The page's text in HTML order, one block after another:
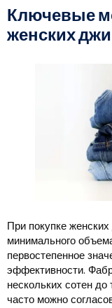
Ключевые
женских
При покупке
минимального
первостепенное
эффективности.
нескольких сотен
часто можно